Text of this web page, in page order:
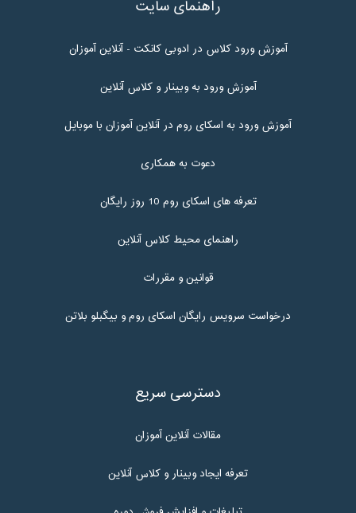
راهنمای سایت
آموزش ورود کلاس در ادوبی کانکت - آنلاین آموزان
آموزش ورود به وبینار و کلاس آنلاین
آموزش ورود به اسکای روم در آنلاین آموزان با موبایل
دعوت به همکاری
تعرفه های اسکای روم 10 روز رایگان
راهنمای محیط کلاس آنلاین
قوانین و مقررات
درخواست سرویس رایگان اسکای روم و بیگبلو بلاتن
دسترسی سریع
مقالات آنلاین آموزان
تعرفه ایجاد وبینار و کلاس آنلاین